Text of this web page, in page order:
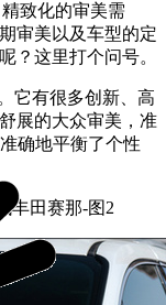
致化的审美需
审美以及车型的定
？这里打个问号。
它有很多创新、高
展的大众审美，准
确地平衡了个性